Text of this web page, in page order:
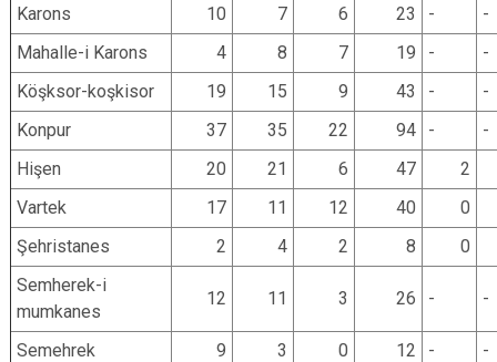
Karons
10 7 6 23 -
-
Mahalle-i Karons
4 8 7 19 -
-
Köşksor-koşkisor
19 15 9 43 -
-
Konpur
37 35 22 94 -
-
Hişen
20 21 6 47
2
Vartek
17 11 12 40
0
Şehristanes
2 4 2 8
0
Semherek-i
mumkanes
12 11 3 26 - -
Semehrek 9 3 0 12 -
-